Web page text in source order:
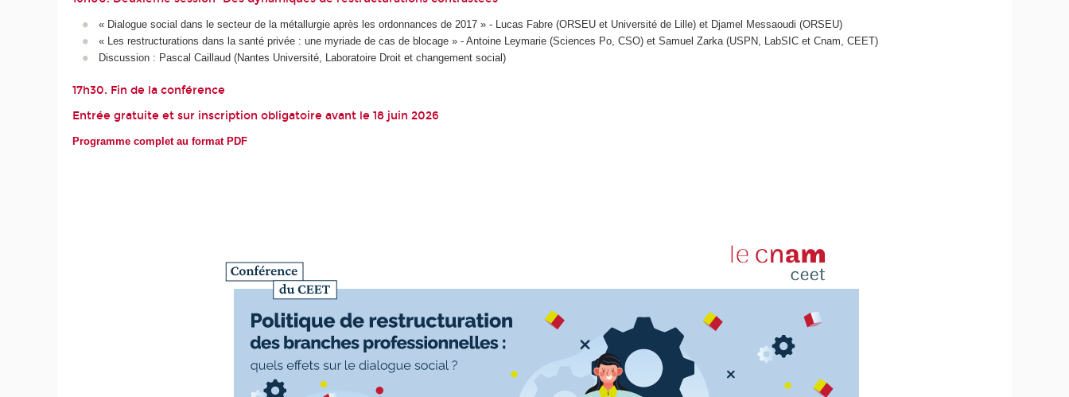
« Dialogue social dans le secteur de la métallurgie après les ordonnances de 2017 » - Lucas Fabre (ORSEU et Université de Lille) et Djamel Messaoudi (ORSEU)
« Les restructurations dans la santé privée : une myriade de cas de blocage » - Antoine Leymarie (Sciences Po, CSO) et Samuel Zarka (USPN, LabSIC et Cnam, CEET)
Discussion : Pascal Caillaud (Nantes Université, Laboratoire Droit et changement social)
17h30. Fin de la conférence
Entrée gratuite et sur inscription obligatoire avant le 18 juin 2026
Programme complet au format PDF